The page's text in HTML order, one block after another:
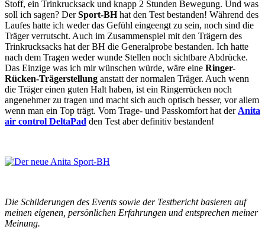
Stoff, ein Trinkrucksack und knapp 2 Stunden Bewegung. Und was
soll ich sagen? DerSport-BHhat den Test bestanden! Während des
Laufes hatte ich weder das Gefühl eingeengt zu sein, noch sind die
Träger verrutscht. Auch im Zusammenspiel mit den Trägern des
Trinkrucksacks hat der BH die Generalprobe bestanden. Ich hatte
nach dem Tragen weder wunde Stellen noch sichtbare Abdrücke.
Das Einzige was ich mir wünschen würde, wäre eine Ringer-
Rücken-Trägerstellung anstatt der normalen Träger. Auch wenn
die Träger einen guten Halt haben, ist ein Ringerrücken noch
angenehmer zu tragen und macht sich auch optisch besser, vor allem
wenn man ein Top trägt. Vom Trage- und Passkomfort hat der Anita
air control DeltaPad den Test aber definitiv bestanden!
Die Schilderungen des Events sowie der Testbericht basieren auf
meinen eigenen, persönlichen Erfahrungen und entsprechen meiner
Meinung.